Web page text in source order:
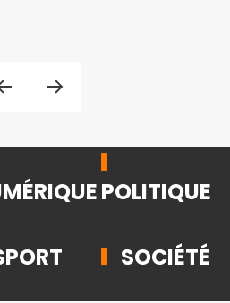
POLITIQUE
SOCIÉTÉ